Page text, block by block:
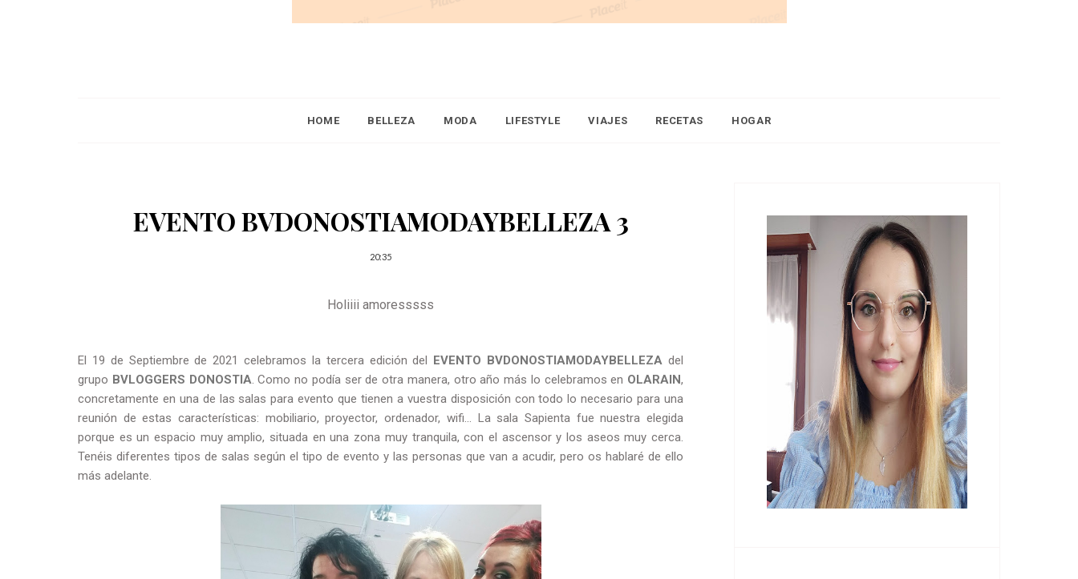
HOME BELLEZA MODA LIFESTYLE VIAJES RECETAS HOGAR
EVENTO BVDONOSTIAMODAYBELLEZA 3
20:35
Holiiii amoresssss
El 19 de Septiembre de 2021 celebramos la tercera edición del EVENTO BVDONOSTIAMODAYBELLEZA del
grupo BVLOGGERS DONOSTIA. Como no podía ser de otra manera, otro año más lo celebramos en OLARAIN,
concretamente en una de las salas para evento que tienen a vuestra disposición con todo lo necesario para una
reunión de estas características: mobiliario, proyector, ordenador, wifi... La sala Sapienta fue nuestra elegida
porque es un espacio muy amplio, situada en una zona muy tranquila, con el ascensor y los aseos muy cerca.
Tenéis diferentes tipos de salas según el tipo de evento y las personas que van a acudir, pero os hablaré de ello
más adelante.